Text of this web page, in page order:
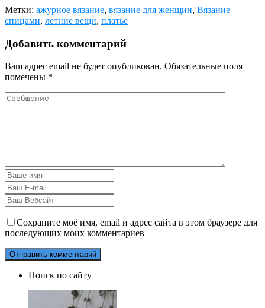
Метки: ажурное вязание, вязание для женщин, Вязание
спицами, летние вещи, платье
Добавить комментарий
Ваш адрес email не будет опубликован. Обязательные поля
помечены *
Сохраните моё имя, email и адрес сайта в этом браузере для
последующих моих комментариев
Поиск по сайту